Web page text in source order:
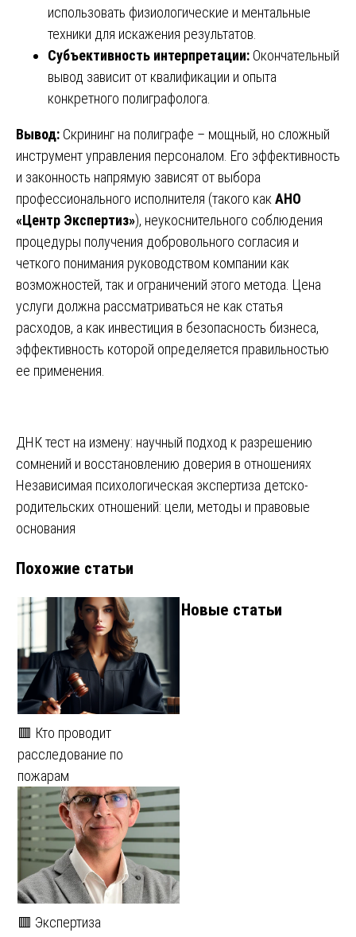
использовать физиологические и ментальные
техники для искажения результатов.
Субъективность интерпретации: Окончательный
вывод зависит от квалификации и опыта
конкретного полиграфолога.
Вывод: Скрининг на полиграфе – мощный, но сложный
инструмент управления персоналом. Его эффективность
и законность напрямую зависят от выбора
профессионального исполнителя (такого как АНО
«Центр Экспертиз»), неукоснительного соблюдения
процедуры получения добровольного согласия и
четкого понимания руководством компании как
возможностей, так и ограничений этого метода. Цена
услуги должна рассматриваться не как статья
расходов, а как инвестиция в безопасность бизнеса,
эффективность которой определяется правильностью
ее применения.
Навигация
по
записям
ДНК тест на измену: научный подход к разрешению
сомнений и восстановлению доверия в отношениях
Независимая психологическая экспертиза детско-
родительских отношений: цели, методы и правовые
основания
Похожие статьи
🟥 Кто проводит
расследование по
пожарам
🟥 Экспертиза
Новые статьи